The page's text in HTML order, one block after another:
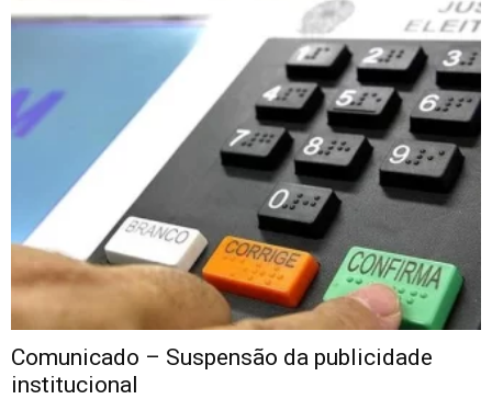
Comunicado – Suspensão da publicidade
institucional